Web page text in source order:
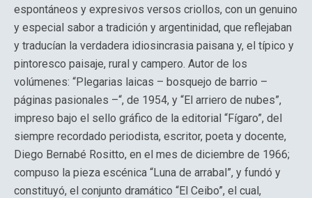
espontáneos y expresivos versos criollos, con un genuino
y especial sabor a tradición y argentinidad, que reflejaban
y traducían la verdadera idiosincrasia paisana y, el típico y
pintoresco paisaje, rural y campero. Autor de los
volúmenes: “Plegarias laicas – bosquejo de barrio –
páginas pasionales –“, de 1954, y “El arriero de nubes”,
impreso bajo el sello gráfico de la editorial “Fígaro”, del
siempre recordado periodista, escritor, poeta y docente,
Diego Bernabé Rositto, en el mes de diciembre de 1966;
compuso la pieza escénica “Luna de arrabal”, y fundó y
constituyó, el conjunto dramático “El Ceibo”, el cual,